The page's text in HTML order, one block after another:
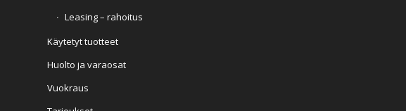
Leasing – rahoitus
Käytetyt tuotteet
Huolto ja varaosat
Vuokraus